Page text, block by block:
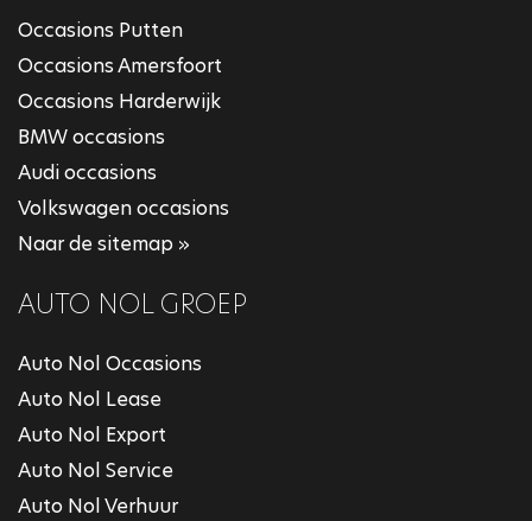
Occasions Putten
Occasions Amersfoort
Occasions Harderwijk
BMW occasions
Audi occasions
Volkswagen occasions
Naar de sitemap »
AUTO NOL GROEP
Auto Nol Occasions
Auto Nol Lease
Auto Nol Export
Auto Nol Service
Auto Nol Verhuur